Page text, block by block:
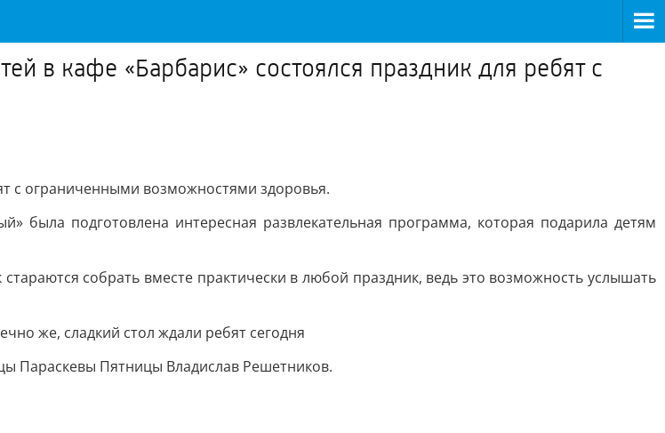
в кафе «Барбарис» состоялся праздник для ребят с
с ограниченными возможностями здоровья.
была подготовлена интересная развлекательная программа, которая подарила детям
собрать вместе практически в любой праздник, ведь это возможность услышать
же, сладкий стол ждали ребят сегодня
Параскевы Пятницы Владислав Решетников.